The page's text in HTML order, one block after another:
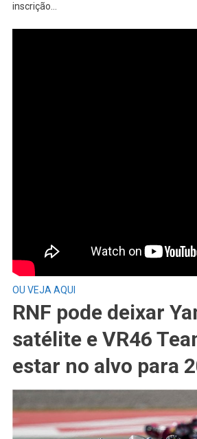
inscrição…
OU VEJA AQUI
RNF pode deixar
satélite e VR46
estar no alvo para